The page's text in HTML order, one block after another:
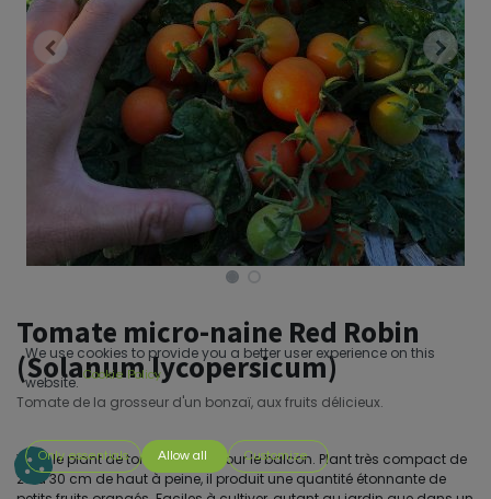
Tomate micro-naine Red Robin
(Solanum lycopersicum)
Tomate de la grosseur d'un bonzaï, aux fruits délicieux.
Voici le plant de tomate idéal pour le balcon. Plant très compact de
20 à 30 cm de haut à peine, il produit une quantité étonnante de
We use cookies to provide you a better user experience on this
website. Cookie Policy
Only essentials Allow all Customize